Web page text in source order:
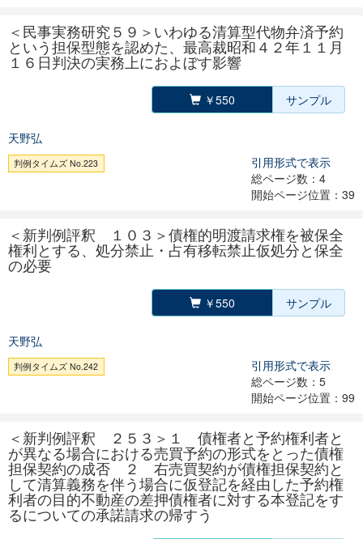
＜民事実務研究５９＞いわゆる清算型代物弁済予約
という担保型態を認めた、最高裁昭和４２年１１月
１６日判決の実務上におよぼす影響
￥550 サンプル
天野弘
判例タイムズ No.223
引用形式で表示
総ページ数：4
開始ページ位置：39
＜新判例評釈 １０３＞債権的明渡請求権を被保全
権利とする、処分禁止・占有移転禁止仮処分と保全
の必要
￥550 サンプル
天野弘
判例タイムズ No.242
引用形式で表示
総ページ数：5
開始ページ位置：99
＜新判例評釈 ２５３＞１ 債権者と予約権利者と
が異なる場合における売買予約の形式をとった債権
担保契約の成否 ２ 右売買契約が債権担保契約と
して清算義務を伴う場合に仮登記を経由した予約権
利者の目的不動産の差押債権者に対する本登記をす
るについての承諾請求の帰すう